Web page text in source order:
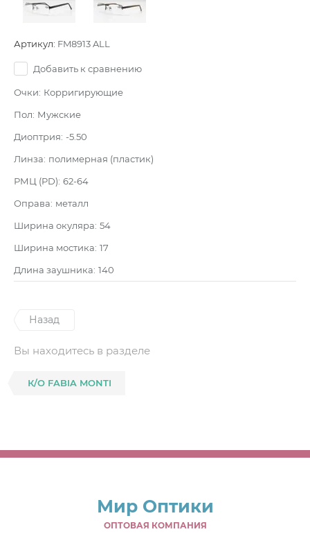
Артикул: FM8913 ALL
Добавить к сравнению
Очки: Корригирующие
Пол: Мужские
Диоптрия: -5.50
Линза: полимерная (пластик)
РМЦ (PD): 62-64
Оправа: металл
Ширина окуляра: 54
Ширина мостика: 17
Длина заушника: 140
Назад
Вы находитесь в разделе
К/О FABIA MONTI
Мир Оптики
ОПТОВАЯ КОМПАНИЯ